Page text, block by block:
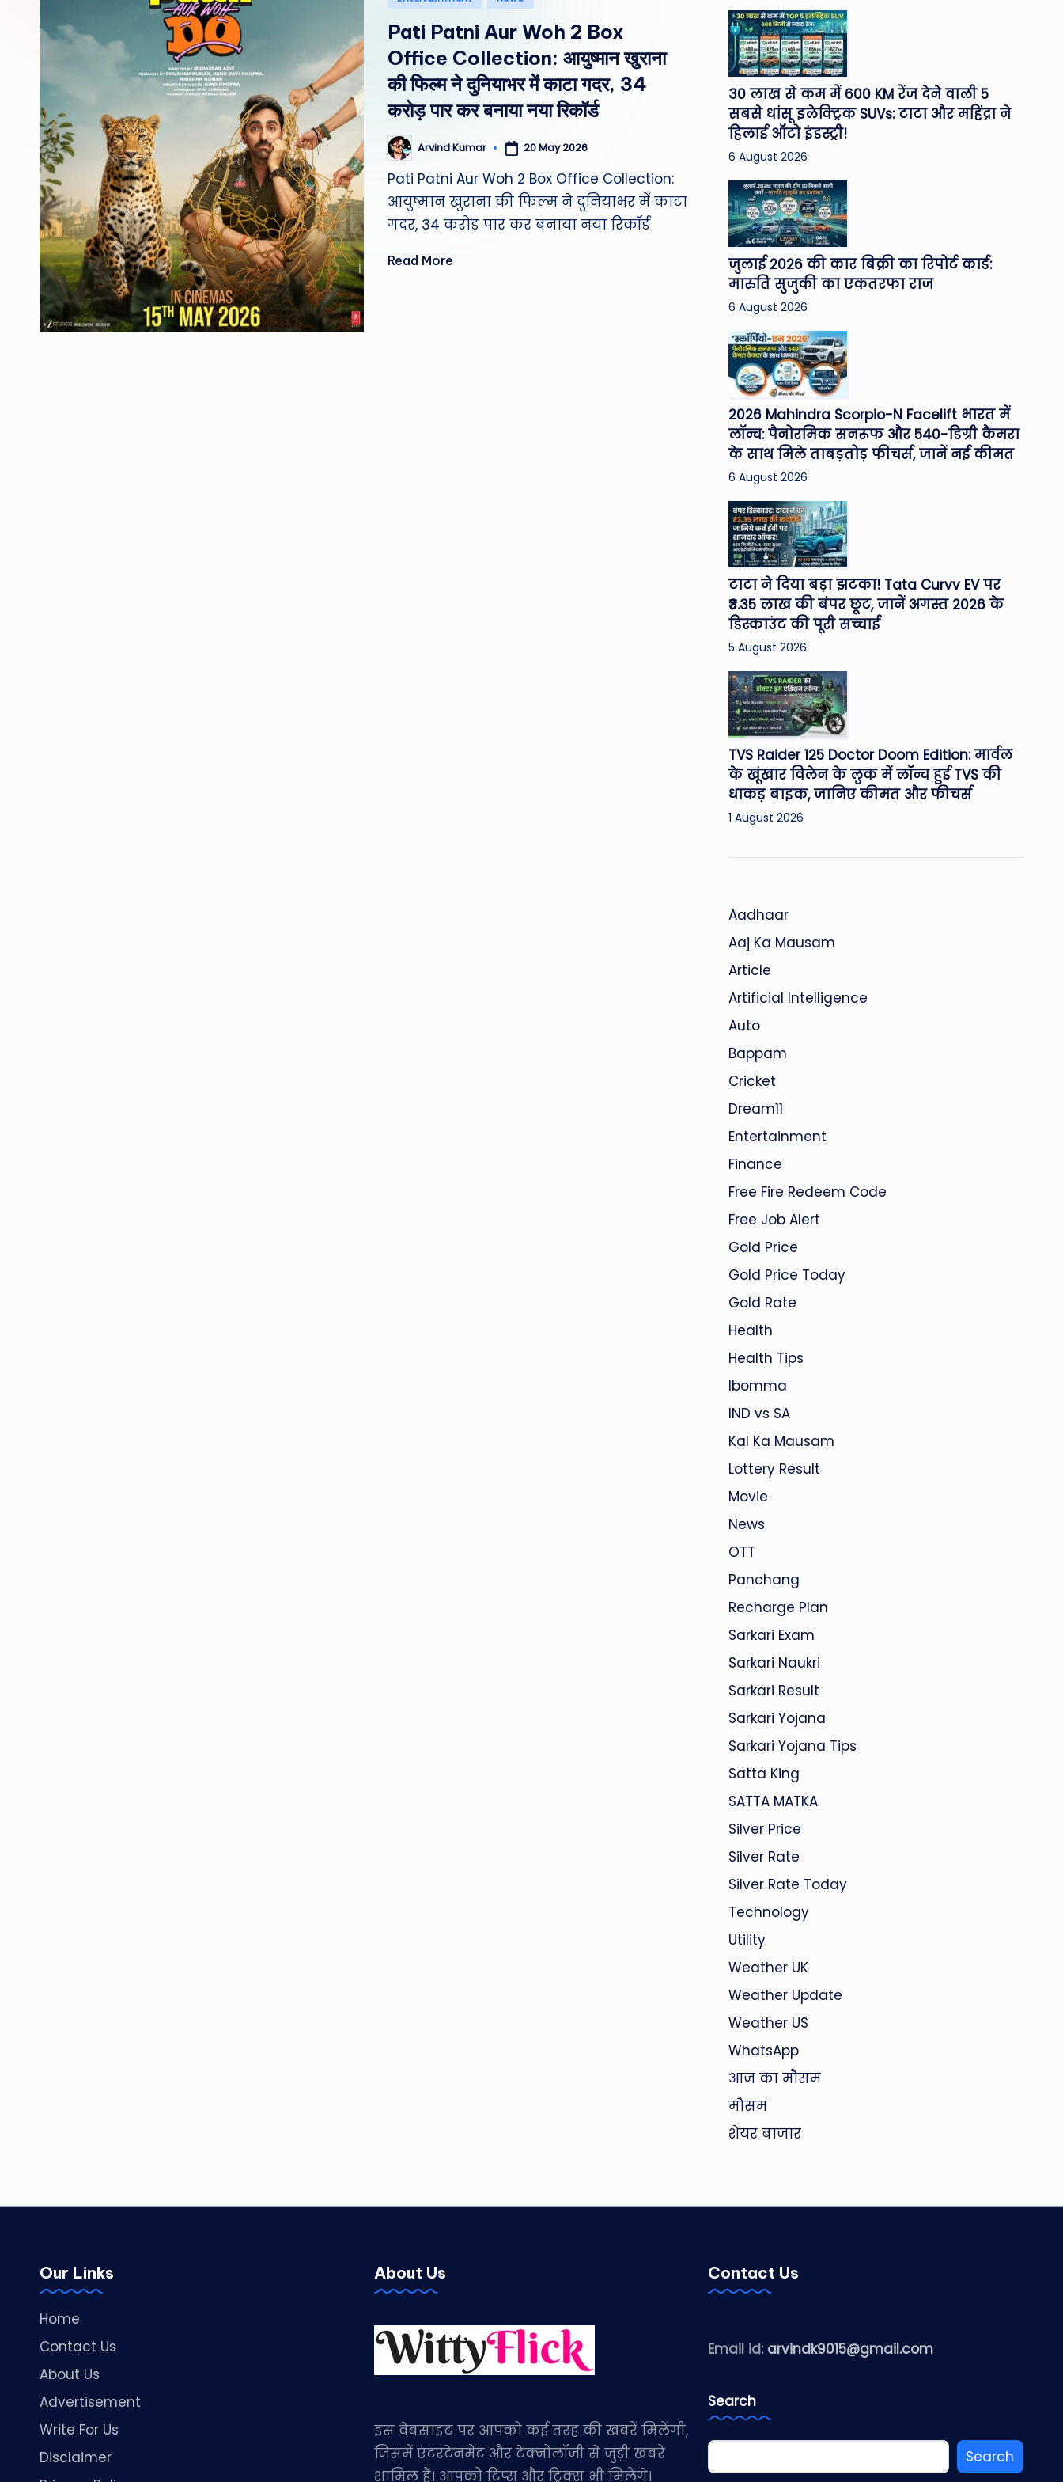
st
W
e
a
th
er
,
Pati Patni Aur Woh 2 Box
Office Collection: आयुष्मान खुराना
की फिल्म ने दुनियाभर में काटा गदर, 34
करोड़ पार कर बनाया नया रिकॉर्ड
Posted
by
Arvind Kumar 20 May 2026
Pati Patni Aur Woh 2 Box Office Collection:
आयुष्मान खुराना की फिल्म ने दुनियाभर में काटा
गदर, 34 करोड़ पार कर बनाया नया रिकॉर्ड
Read More
30 लाख से कम में 600 KM रेंज देने वाली 5
सबसे धांसू इलेक्ट्रिक SUVs: टाटा और महिंद्रा ने
हिलाई ऑटो इंडस्ट्री!
6 August 2026
जुलाई 2026 की कार बिक्री का रिपोर्ट कार्ड:
मारुति सुजुकी का एकतरफा राज
6 August 2026
2026 Mahindra Scorpio-N Facelift भारत में
लॉन्च: पैनोरमिक सनरूफ और 540-डिग्री कैमरा
के साथ मिले ताबड़तोड़ फीचर्स, जानें नई कीमत
6 August 2026
टाटा ने दिया बड़ा झटका! Tata Curvv EV पर
₹3.35 लाख की बंपर छूट, जानें अगस्त 2026 के
डिस्काउंट की पूरी सच्चाई
5 August 2026
TVS Raider 125 Doctor Doom Edition: मार्वल
के खूंखार विलेन के लुक में लॉन्च हुई TVS की
धाकड़ बाइक, जानिए कीमत और फीचर्स
1 August 2026
Aadhaar
Aaj Ka Mausam
Article
Artificial Intelligence
Auto
Bappam
Cricket
Dream11
Entertainment
Finance
Free Fire Redeem Code
Free Job Alert
Gold Price
Gold Price Today
Gold Rate
Health
Health Tips
Ibomma
IND vs SA
Kal Ka Mausam
Lottery Result
Movie
News
OTT
Panchang
Recharge Plan
Sarkari Exam
Sarkari Naukri
Sarkari Result
Sarkari Yojana
Sarkari Yojana Tips
Satta King
SATTA MATKA
Silver Price
Silver Rate
Silver Rate Today
Technology
Utility
Weather UK
Weather Update
Weather US
WhatsApp
आज का मौसम
मौसम
शेयर बाजार
Our Links
Home
Contact Us
About Us
Advertisement
Write For Us
Disclaimer
About Us
इस वेबसाइट पर आपको कई तरह की खबरें मिलेंगी,
जिसमें एंटरटेनमेंट और टेक्नोलॉजी से जुड़ी खबरें
शामिल हैं। आपको टिप्स और ट्रिक्स भी मिलेंगे।
Contact Us
Email id: arvindk9015@gmail.com
Search
Search